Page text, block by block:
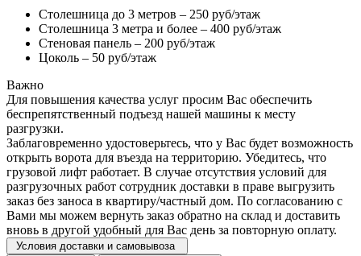
Столешница до 3 метров – 250 руб/этаж
Столешница 3 метра и более – 400 руб/этаж
Стеновая панель – 200 руб/этаж
Цоколь – 50 руб/этаж
Важно
Для повышения качества услуг просим Вас обеспечить
беспрепятственный подъезд нашей машины к месту
разгрузки.
Заблаговременно удостоверьтесь, что у Вас будет возможность
открыть ворота для въезда на территорию. Убедитесь, что
грузовой лифт работает. В случае отсутствия условий для
разгрузочных работ сотрудник доставки в праве выгрузить
заказ без заноса в квартиру/частный дом. По согласованию с
Вами мы можем вернуть заказ обратно на склад и доставить
вновь в другой удобный для Вас день за повторную оплату.
Условия доставки и самовывоза